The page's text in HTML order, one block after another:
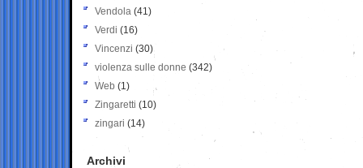
Vendola (41)
Verdi (16)
Vincenzi (30)
violenza sulle donne (342)
Web (1)
Zingaretti (10)
zingari (14)
Archivi